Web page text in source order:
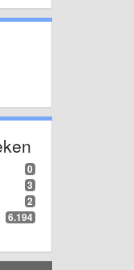
0
3
2
6.194